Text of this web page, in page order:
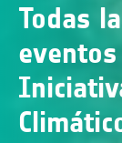
Todas